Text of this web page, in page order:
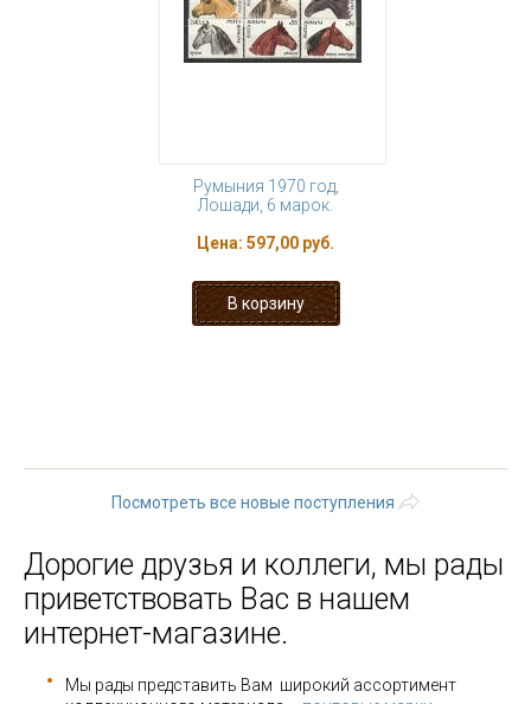
Румыния 1970 год,
Лошади, 6 марок.
Цена: 597,00 руб.
Посмотреть все новые поступления
Дорогие друзья и коллеги, мы рады
приветствовать Вас в нашем
интернет-магазине.
Мы рады представить Вам широкий ассортимент